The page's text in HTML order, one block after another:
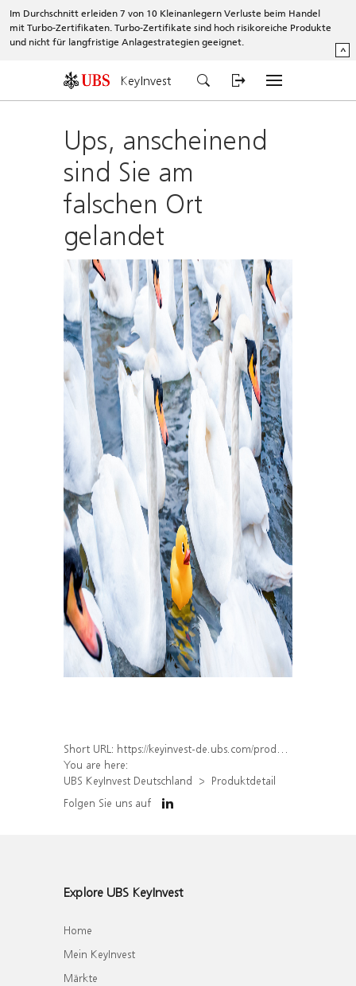
Im Durchschnitt erleiden 7 von 10 Kleinanlegern Verluste beim Handel
mit Turbo-Zertifikaten. Turbo-Zertifikate sind hoch risikoreiche Produkte
und nicht für langfristige Anlagestrategien geeignet.
^
KeyInvest
Ups, anscheinend
sind Sie am
falschen Ort
gelandet
Short URL: https://keyinvest-de.ubs.com/produkt/detail/index/isin/DE000WA475L4
You are here:
UBS KeyInvest Deutschland
Produktdetail
Folgen Sie uns auf
Explore UBS KeyInvest
Home
Mein KeyInvest
Märkte